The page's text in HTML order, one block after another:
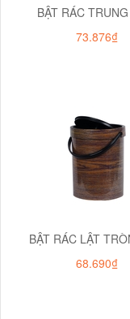
BẬT RÁC
73.876₫
BẬT RÁC LẬT
68.690₫